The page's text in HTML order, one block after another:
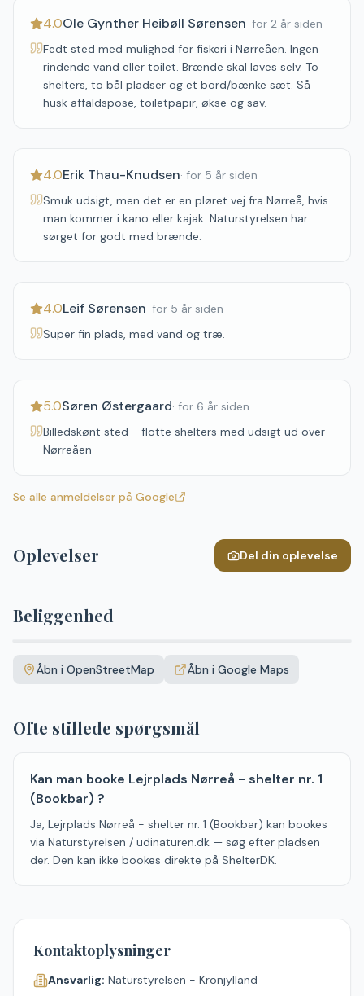
4.0Ole Gynther Heibøll Sørensen· for 2 år siden
Fedt sted med mulighed for fiskeri i Nørreåen. Ingen
rindende vand eller toilet. Brænde skal laves selv. To
shelters, to bål pladser og et bord/bænke sæt. Så
husk affaldspose, toiletpapir, økse og sav.
4.0Erik Thau-Knudsen· for 5 år siden
Smuk udsigt, men det er en pløret vej fra Nørreå, hvis
man kommer i kano eller kajak. Naturstyrelsen har
sørget for godt med brænde.
4.0Leif Sørensen· for 5 år siden
Super fin plads, med vand og træ.
5.0Søren Østergaard· for 6 år siden
Billedskønt sted - flotte shelters med udsigt ud over
Nørreåen
Se alle anmeldelser på Google
Oplevelser Del din oplevelse
Beliggenhed
+Åbn i OpenStreetMap Åbn i Google Maps
Ofte stillede spørgsmål
Kan man booke Lejrplads Nørreå - shelter nr. 1
(Bookbar) ?
Ja, Lejrplads Nørreå - shelter nr. 1 (Bookbar) kan bookes
via Naturstyrelsen / udinaturen.dk — søg efter pladsen
der. Den kan ikke bookes direkte på ShelterDK.
Kontaktoplysninger
Ansvarlig: Naturstyrelsen - Kronjylland